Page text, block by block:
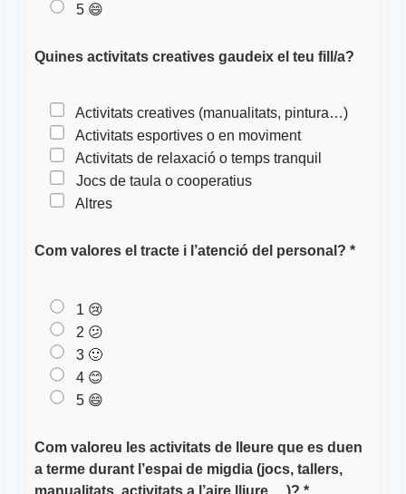
5 😄
Quines activitats creatives gaudeix el teu fill/a?
Activitats creatives (manualitats, pintura…)
Activitats esportives o en moviment
Activitats de relaxació o temps tranquil
Jocs de taula o cooperatius
Altres
Com valores el tracte i l’atenció del personal? *
1 😢
2 😕
3 🙂
4 😊
5 😄
Com valoreu les activitats de lleure que es duen
a terme durant l’espai de migdia (jocs, tallers,